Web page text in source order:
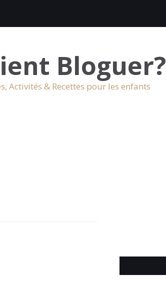
Bloguer?
Activités & Recettes pour les enfants